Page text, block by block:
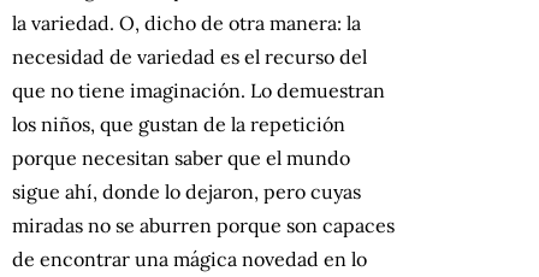
la variedad. O, dicho de otra manera: la
necesidad de variedad es el recurso del
que no tiene imaginación. Lo demuestran
los niños, que gustan de la repetición
porque necesitan saber que el mundo
sigue ahí, donde lo dejaron, pero cuyas
miradas no se aburren porque son capaces
de encontrar una mágica novedad en lo